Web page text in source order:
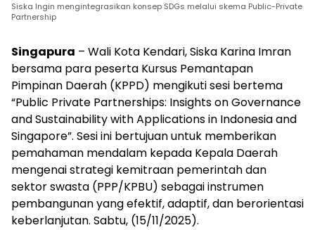
Siska Ingin mengintegrasikan konsep SDGs melalui skema Public-Private
Partnership
Singapura – Wali Kota Kendari, Siska Karina Imran
bersama para peserta Kursus Pemantapan
Pimpinan Daerah (KPPD) mengikuti sesi bertema
“Public Private Partnerships: Insights on Governance
and Sustainability with Applications in Indonesia and
Singapore”. Sesi ini bertujuan untuk memberikan
pemahaman mendalam kepada Kepala Daerah
mengenai strategi kemitraan pemerintah dan
sektor swasta (PPP/KPBU) sebagai instrumen
pembangunan yang efektif, adaptif, dan berorientasi
keberlanjutan. Sabtu, (15/11/2025).